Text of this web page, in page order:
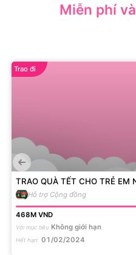
Miễn phí
Trao đi
TRAO QUÀ TẾT CHO TRẺ
Hỗ trợ Cộng đồng
468M VND
Với mục tiêu Không giới hạn
Hết hạn: 01/02/2024